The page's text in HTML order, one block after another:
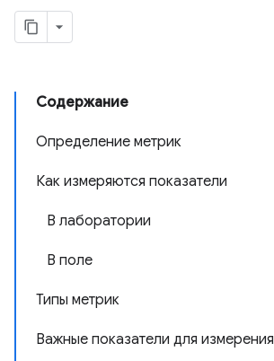
Содержание
Определение метрик
Как измеряются показатели
В лаборатории
В поле
Типы метрик
Важные показатели для измерения